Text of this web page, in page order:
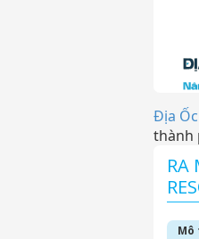
Địa
thành
RA
Mô